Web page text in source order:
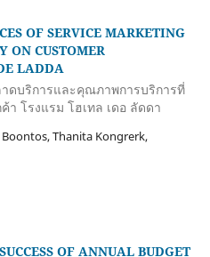
OF SERVICE MARKETING
ON CUSTOMER
LADDA
ดบริการและคุณภาพการบริการที่
โรงแรม โฮเทล เดอ ลัดดา
Thanita Kongrerk,
OF ANNUAL BUDGET